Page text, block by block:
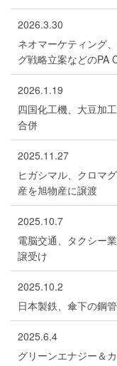
2026.3.30
ネオマーケティング
グ戦略立案などのPA
2026.1.19
四国化工機、大豆加
合併
2025.11.27
ヒガシマル、クロマ
産を旭物産に譲渡
2025.10.7
電脳交通、タクシー
譲受け
2025.10.2
日本製鉄、傘下の鋼
2025.6.4
グリーンエナジー＆